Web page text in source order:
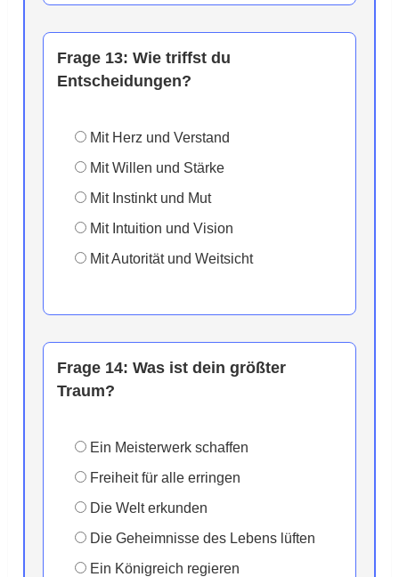
Frage 13: Wie triffst du
Entscheidungen?
Mit Herz und Verstand
Mit Willen und Stärke
Mit Instinkt und Mut
Mit Intuition und Vision
Mit Autorität und Weitsicht
Frage 14: Was ist dein größter
Traum?
Ein Meisterwerk schaffen
Freiheit für alle erringen
Die Welt erkunden
Die Geheimnisse des Lebens lüften
Ein Königreich regieren